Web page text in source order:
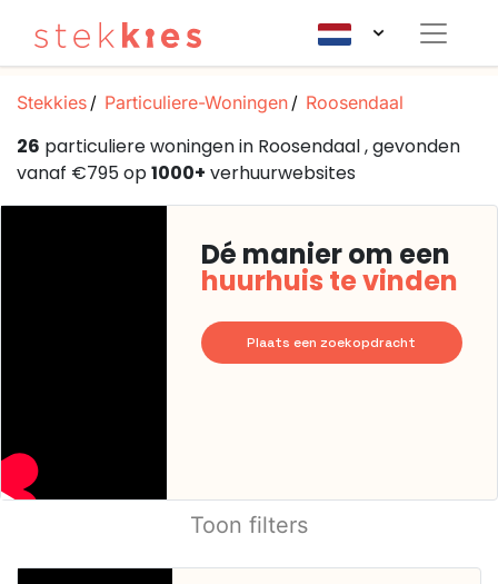
Stekkies Particuliere-Woningen Roosendaal
26 particuliere woningen in Roosendaal , gevonden
vanaf €795 op1000+ verhuurwebsites
Dé manier om een
huurhuis te vinden
Plaats een zoekopdracht
Toon filters